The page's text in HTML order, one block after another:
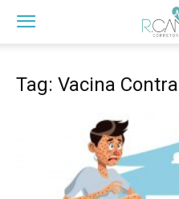
Tag: Vacina